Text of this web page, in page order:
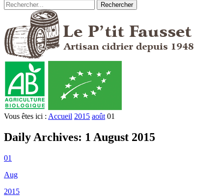
Vous êtes ici : Accueil 2015 août 01
Daily Archives: 1 August 2015
01
Aug
2015